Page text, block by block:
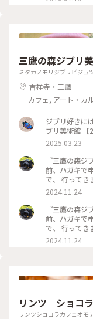
三鷹の森ジブリ
ミタカノモリジブリビジュ
吉祥寺・三鷹
カフェ, アート・カ
ジブリ好きに
ブリ美術館 【
2025.03.23
『三鷹の森ジブリ美術館 ④
前、ハガキで
で、 行ってきました😆 カフェ『麦わ
ロナ前はレス
いて、 休憩所
ました。 頼んだのは、カツサンドとクリームソーダ‼️ そして、
デッキで販売
ましたが、 今
りカステラ😆
で、特別に実
ルな街#私の
#フィルム#フ
#nikonfe2#散
2024.11.24
『三鷹の森ジブリ美術館 ③
前、ハガキで
で、 行ってきました😆 中庭の様子。
かった🥰🥰 撮影日：１０月１日 カメラ📷：NikonFE2 レンズ
🔎：Ai Nikkor50㎜/f1.4 #秋の彩り#ク
ラ#nikonfe2#
2024.11.24
リンツ ショコ
リンツショコラカフェオモ